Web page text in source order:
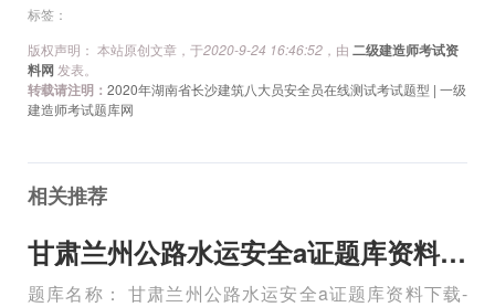
标签：
版权声明： 本站原创文章，于2020-9-24 16:46:52 ，由 二级建造师考试资
料网 发表。
转载请注明： 2020年湖南省长沙建筑八大员安全员在线测试考试题型 | 一级
建造师考试题库网
相关推荐
甘肃兰州公路水运安全a证题库资料下载
题库名称： 甘肃兰州公路水运安全a证题库资料下载-